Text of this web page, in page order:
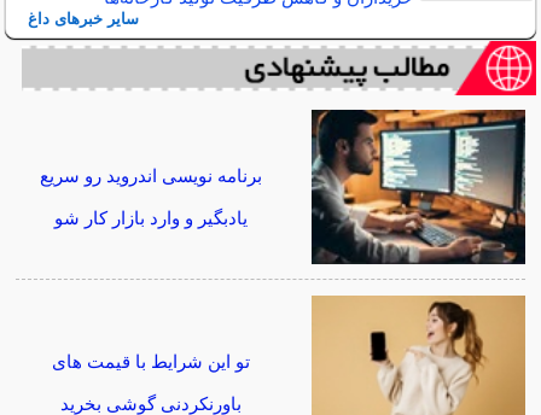
سایر خبرهای داغ
برنامه نویسی اندروید رو سریع
یادبگیر و وارد بازار کار شو
تو این شرایط با قیمت های
باورنکردنی گوشی بخرید